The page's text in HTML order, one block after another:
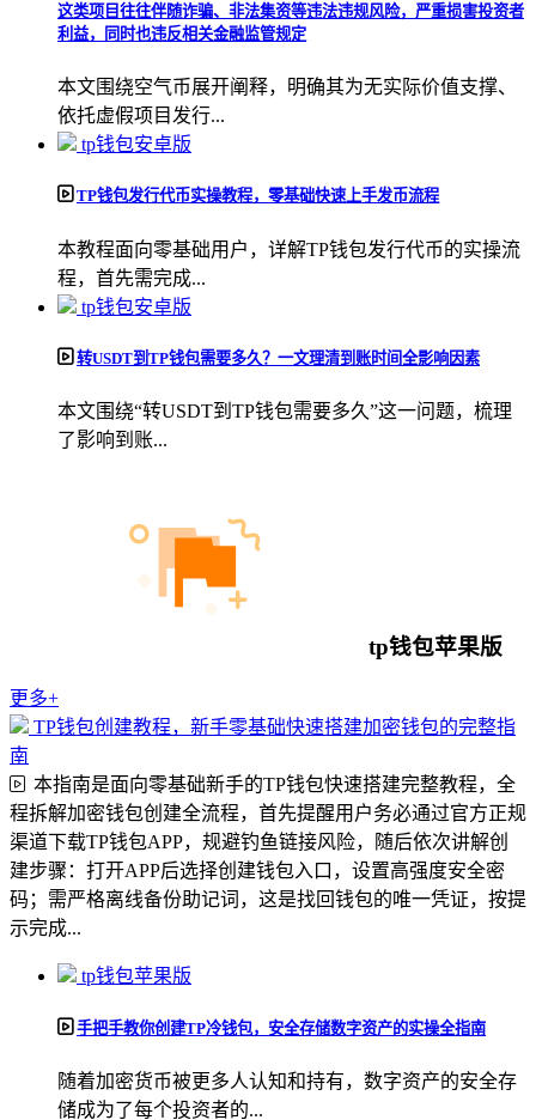
这类项目往往伴随诈骗、非法集资等违法违规风险，严重损害投资者
利益，同时也违反相关金融监管规定
本文围绕空气币展开阐释，明确其为无实际价值支撑、
依托虚假项目发行...
tp钱包安卓版
TP钱包发行代币实操教程，零基础快速上手发币流程
本教程面向零基础用户，详解TP钱包发行代币的实操流
程，首先需完成...
tp钱包安卓版
转USDT到TP钱包需要多久？一文理清到账时间全影响因素
本文围绕“转USDT到TP钱包需要多久”这一问题，梳理
了影响到账...
tp钱包苹果版
更多+
TP钱包创建教程，新手零基础快速搭建加密钱包的完整指
南
本指南是面向零基础新手的TP钱包快速搭建完整教程，全
程拆解加密钱包创建全流程，首先提醒用户务必通过官方正规
渠道下载TP钱包APP，规避钓鱼链接风险，随后依次讲解创
建步骤：打开APP后选择创建钱包入口，设置高强度安全密
码；需严格离线备份助记词，这是找回钱包的唯一凭证，按提
示完成...
tp钱包苹果版
手把手教你创建TP冷钱包，安全存储数字资产的实操全指南
随着加密货币被更多人认知和持有，数字资产的安全存
储成为了每个投资者的...